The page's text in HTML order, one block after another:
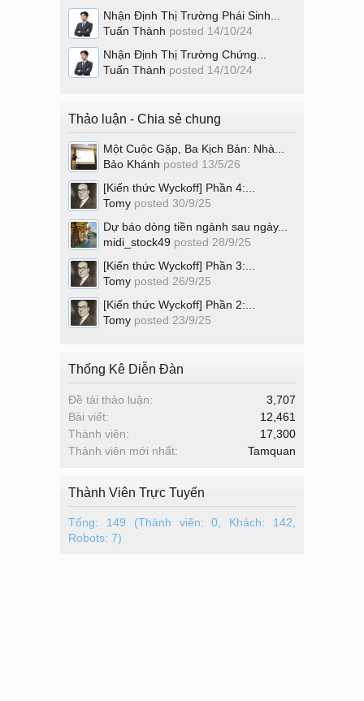
Nhận Định Thị Trường Phái Sinh...
Tuấn Thành posted 14/10/24
Nhận Định Thị Trường Chứng...
Tuấn Thành posted 14/10/24
Thảo luận - Chia sẻ chung
Một Cuộc Gặp, Ba Kịch Bản: Nhà...
Bảo Khánh posted 13/5/26
[Kiến thức Wyckoff] Phần 4:...
Tomy posted 30/9/25
Dự báo dòng tiền ngành sau ngày...
midi_stock49 posted 28/9/25
[Kiến thức Wyckoff] Phần 3:...
Tomy posted 26/9/25
[Kiến thức Wyckoff] Phần 2:...
Tomy posted 23/9/25
Thống Kê Diễn Đàn
Đề tài thảo luận:
3,707
Bài viết:
12,461
Thành viên:
17,300
Thành viên mới nhất:
Tamquan
Thành Viên Trực Tuyến
Tổng: 149 (Thành viên: 0, Khách: 142,
Robots: 7)